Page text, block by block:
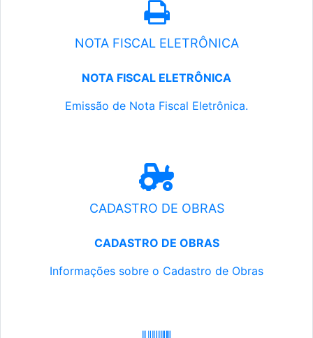
NOTA FISCAL ELETRÔNICA
NOTA FISCAL ELETRÔNICA
Emissão de Nota Fiscal Eletrônica.
CADASTRO DE OBRAS
CADASTRO DE OBRAS
Informações sobre o Cadastro de Obras